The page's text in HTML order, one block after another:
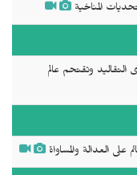
المناخية
وتقتحم عالم
على العدالة والمساواة